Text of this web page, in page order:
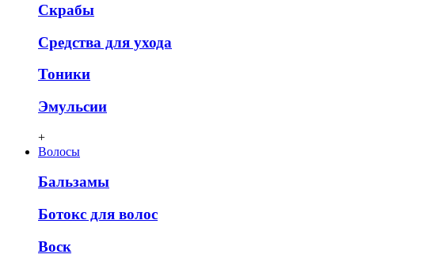
Скрабы
Средства для ухода
Тоники
Эмульсии
+
Волосы
Бальзамы
Ботокс для волос
Воск